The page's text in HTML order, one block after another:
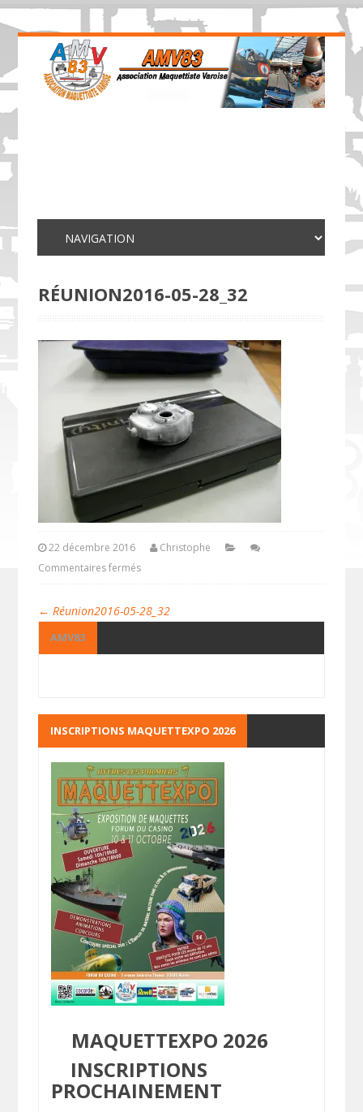
RÉUNION2016-05-28_32
22 décembre 2016
Christophe
Commentaires fermés
← Réunion2016-05-28_32
AMV83
INSCRIPTIONS MAQUETTEXPO 2026
MAQUETTEXPO 2026
INSCRIPTIONS
PROCHAINEMENT